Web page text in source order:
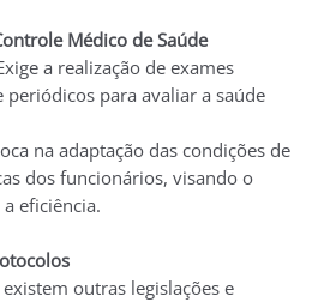
Médico de Saúde
a realização de exames
periódicos para avaliar a saúde
na adaptação das condições de
dos funcionários, visando o
eficiência.
existem outras legislações e